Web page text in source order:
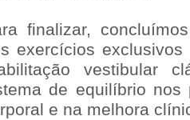
finalizar,
exercícios
vestibular
de equilíbrio nos
e na melhora